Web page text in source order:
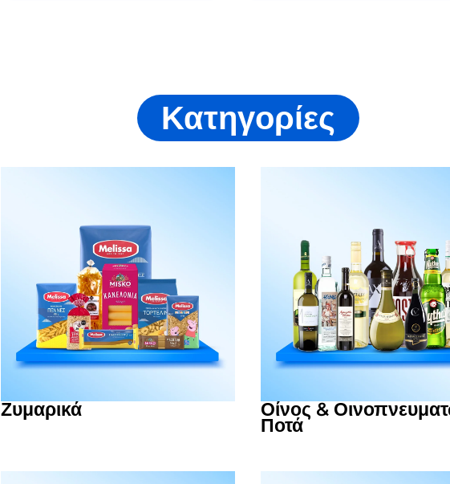
Κατηγορίες
Ζυμαρικά Οίνος &
Ποτά